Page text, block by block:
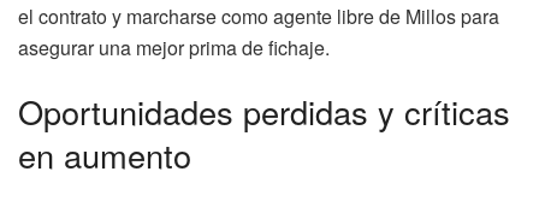
el contrato y marcharse como agente libre de Millos para
asegurar una mejor prima de fichaje.
Oportunidades perdidas y críticas
en aumento